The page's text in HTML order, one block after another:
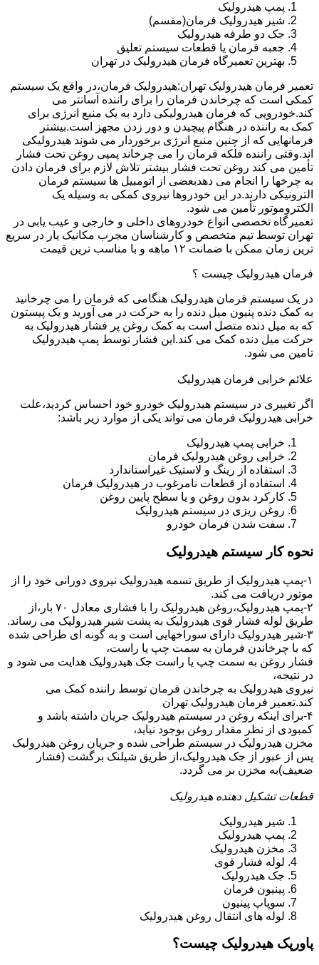
پمپ هیدرولیک
شیر هیدرولیک فرمان(مقسم)
جک دو طرفه هیدرولیک
جعبه فرمان یا قطعات سیستم تعلیق
بهترین تعمیرگاه فرمان هیدرولیک در تهران
تعمیر فرمان هیدرولیک تهران:هیدرولیک فرمان،در واقع یک سیستم
کمکی است که چرخاندن فرمان را برای راننده آسانتر می
کند.خودرویی که فرمان هیدرولیکی دارد به یک منبع انرژی برای
کمک به راننده در هنگام پیچیدن و دور زدن مجهز است.بیشتر
فرمانهایی که از چنین منبع انرژی برخوردار می شوند هیدرولیکی
اند.وقتی راننده فلکه فرمان را می چرخاند پمپی روغن تحت فشار
تأمین می کند روغن تحت فشار بیشتر تلاش لازم برای فرمان دادن
به چرخها را انجام می دهدبعضی از اتومبیل ها سیستم فرمان
الترونیکی دارند.در این خودروها نیروی کمکی به وسیله یک
الکتروموتور تأمین می شود.
تعمیرگاه تخصصی انواع خودروهای داخلی و خارجی و عیب یابی در
تهران توسط تیم متخصص و کارشناسان مجرب مکانیک یار در سریع
ترین زمان ممکن با ضمانت ۱۲ ماهه و با مناسب ترین قیمت
فرمان هیدرولیک چیست ؟
در یک سیستم فرمان هیدرولیک هنگامی که فرمان را می چرخانید
به کمک دنده پنیون میل دنده را به حرکت در می آورید و یک پیستون
که به میل دنده متصل است به کمک روغن پر فشار هیدرولیک به
حرکت میل دنده کمک می کند.این فشار توسط پمپ هیدرولیک
تامین می شود.
علائم خرابی فرمان هیدرولیک
اگر تغییری در سیستم هیدرولیک خودرو خود احساس کردید،علت
خرابی هیدرولیک فرمان می تواند یکی از موارد زیر باشد:
خرابی پمپ هیدرولیک
خرابی روغن هیدرولیک فرمان
استفاده از رینگ و لاستیک غیراستاندارد
استفاده از قطعات نامرغوب در هیدرولیک فرمان
کارکرد بدون روغن و یا سطح پایین روغن
روغن ریزی در سیستم هیدرولیک
سفت شدن فرمان خودرو
نحوه کار سیستم هیدرولیک
۱-پمپ هیدرولیک از طریق تسمه هیدرولیک نیروی دورانی خود را از
موتور دریافت می کند.
۲-پمپ هیدرولیک،روغن هیدرولیک را با فشاری معادل ۷۰ بار،از
طریق لوله فشار قوی هیدرولیک به پشت شیر هیدرولیک می رساند.
۳-شیر هیدرولیک دارای سوراخهایی است و به گونه ای طراحی شده
که با چرخاندن فرمان به سمت چپ یا راست،
فشار روغن به سمت چپ یا راست جک هیدرولیک هدایت می شود و
در نتیجه،
نیروی هیدرولیک به چرخاندن فرمان توسط راننده کمک می
کند.تعمیر فرمان هیدرولیک تهران
۴-برای اینکه روغن در سیستم هیدرولیک جریان داشته باشد و
کمبودی از نظر مقدار روغن بوجود نیاید،
مخزن هیدرولیک در سیستم طراحی شده و جریان روغن هیدرولیک
پس از عبور از جک هیدرولیک،از طریق شیلنک برگشت (فشار
ضعیف)به مخزن بر می گردد.
قطعات تشکیل دهنده هیدرولیک
شیر هیدرولیک
پمپ هیدرولیک
مخزن هیدرولیک
لوله فشار قوی
جک هیدرولیک
پینیون فرمان
سوپاپ پینیون
لوله های انتقال روغن هیدرولیک
پاورپک هیدرولیک چیست؟